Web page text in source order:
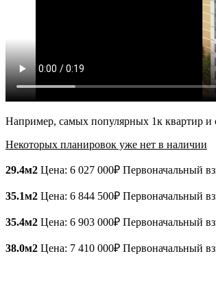
Например, самых популярных 1к квартир и
Некоторых планировок уже нет в наличии
29.4м2 Цена: 6 027 000₽ Первоначальный
35.1м2 Цена: 6 844 500₽ Первоначальный
35.4м2 Цена: 6 903 000₽ Первоначальный
38.0м2 Цена: 7 410 000₽ Первоначальный